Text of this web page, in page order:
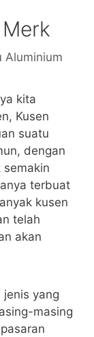
Aluminium
kita
Kusen
suatu
dengan
semakin
terbuat
kusen
telah
akan
yang
masing